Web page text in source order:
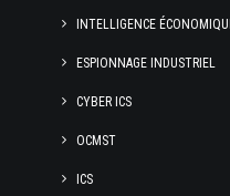
INTELLIGENCE
ESPIONNAGE INDUSTRIEL
CYBER ICS
OCMST
ICS